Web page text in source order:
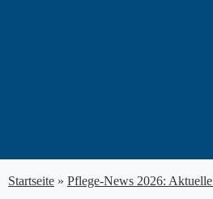
Startseite » Pflege-News 2026: